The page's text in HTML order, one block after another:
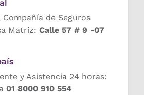
Compañía de Seguros
Matriz: Calle 57 # 9 -07
y Asistencia 24 horas:
01 8000 910 554